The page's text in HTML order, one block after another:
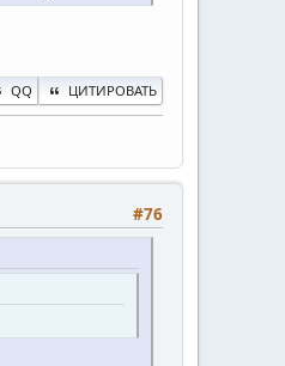
QQ ЦИТИРОВАТЬ
#76